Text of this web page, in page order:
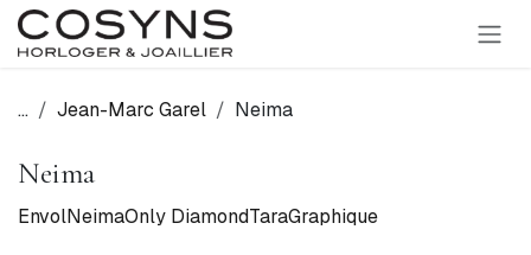
SE RENDRE AU CONTENU
... Jean-Marc Garel Neima
Neima
EnvolNeimaOnly DiamondTaraGraphique